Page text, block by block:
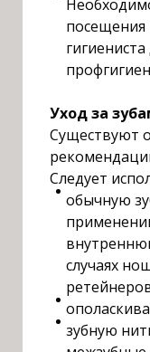
посещения
Уход за
Существуют
Следует
обычную
случаях
зубную